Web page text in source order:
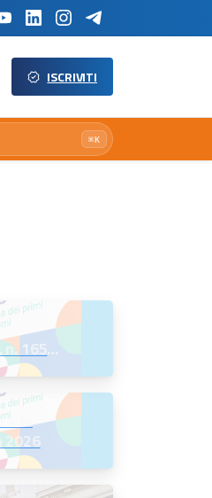
ISCRIVITI
⌘K
165
per la
e le
2026